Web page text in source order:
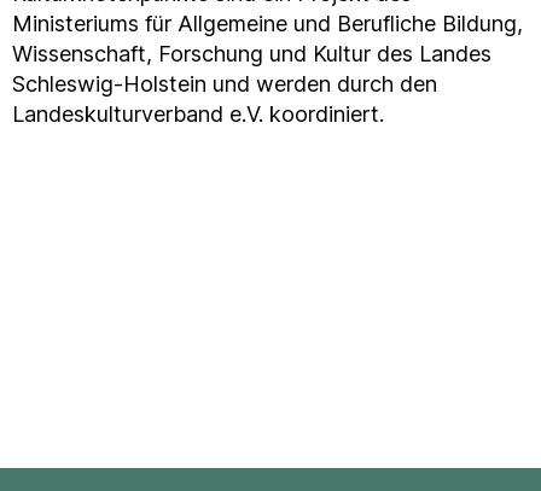
Ministeriums für Allgemeine und Berufliche Bildung,
Wissenschaft, Forschung und Kultur des Landes
Schleswig-Holstein und werden durch den
Landeskulturverband e.V. koordiniert.